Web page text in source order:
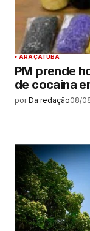
ARAÇATUBA
PM prende
de cocaína
por Da redação08/